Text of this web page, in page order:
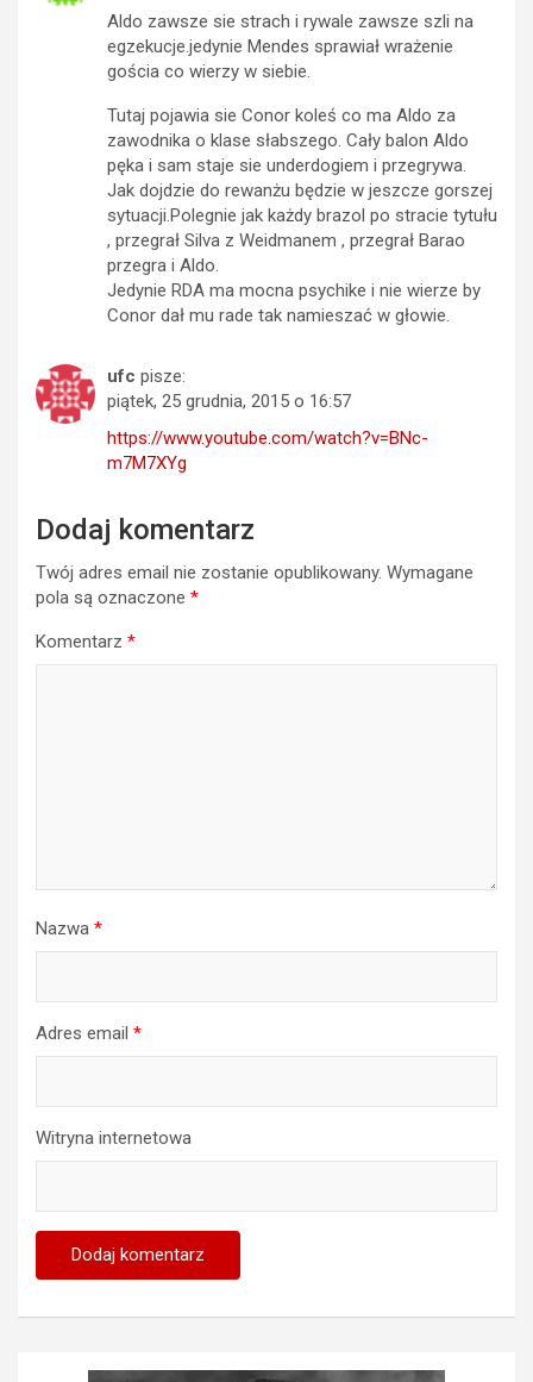
Aldo zawsze sie strach i rywale zawsze szli na
egzekucje.jedynie Mendes sprawiał wrażenie
gościa co wierzy w siebie.
Tutaj pojawia sie Conor koleś co ma Aldo za
zawodnika o klase słabszego. Cały balon Aldo
pęka i sam staje sie underdogiem i przegrywa.
Jak dojdzie do rewanżu będzie w jeszcze gorszej
sytuacji.Polegnie jak każdy brazol po stracie tytułu
, przegrał Silva z Weidmanem , przegrał Barao
przegra i Aldo.
Jedynie RDA ma mocna psychike i nie wierze by
Conor dał mu rade tak namieszać w głowie.
ufc pisze:
piątek, 25 grudnia, 2015 o 16:57
https://www.youtube.com/watch?v=BNc-
m7M7XYg
Dodaj komentarz
Twój adres email nie zostanie opublikowany. Wymagane
pola są oznaczone *
Komentarz *
Nazwa *
Adres email *
Witryna internetowa